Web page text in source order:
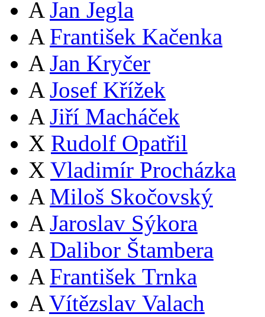
A Jan Jegla
A František Kačenka
A Jan Kryčer
A Josef Křížek
A Jiří Macháček
X Rudolf Opatřil
X Vladimír Procházka
A Miloš Skočovský
A Jaroslav Sýkora
A Dalibor Štambera
A František Trnka
A Vítězslav Valach